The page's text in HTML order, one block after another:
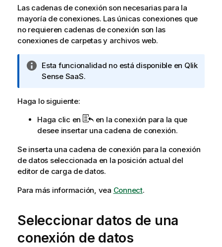
t
i
v
a
Las cadenas de conexión son necesarias para la
mayoría de conexiones. Las únicas conexiones que
no requieren cadenas de conexión son las
conexiones de carpetas y archivos web.
N
o
a
n
f
r
m
a
a
Esta funcionalidad no está disponible en Qlik
Sense SaaS.
Haga lo siguiente:
Haga clic en
en la conexión para la que
desee insertar una cadena de conexión.
Se inserta una cadena de conexión para la conexión
de datos seleccionada en la posición actual del
editor de carga de datos.
Para más información, vea Connect.
Seleccionar datos de una
conexión de datos